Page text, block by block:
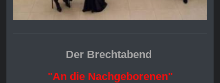
Der Brechtabend
"An die Nachgeborenen"